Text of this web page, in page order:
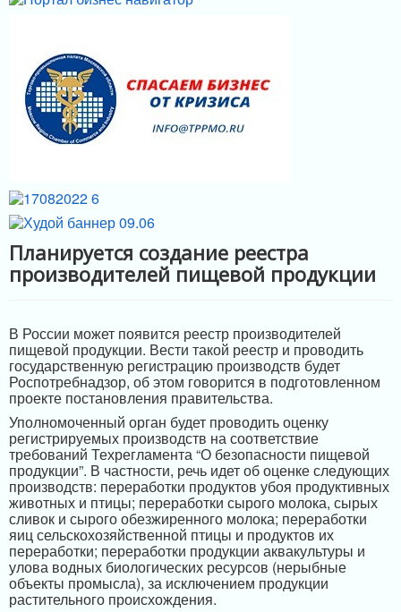
ПОДДЕРЖКА БИЗНЕСА
МЕРЫ ПОДДЕРЖКИ
ИНФРАСТРУКТУРА ПОДДЕРЖКИ
Планируется создание реестра
производителей пищевой продукции
В России может появится реестр производителей
пищевой продукции. Вести такой реестр и проводить
государственную регистрацию производств будет
Роспотребнадзор, об этом говорится в подготовленном
проекте постановления правительства.
Уполномоченный орган будет проводить оценку
регистрируемых производств на соответствие
требований Техрегламента “О безопасности пищевой
продукции”. В частности, речь идет об оценке следующих
производств: переработки продуктов убоя продуктивных
животных и птицы; переработки сырого молока, сырых
сливок и сырого обезжиренного молока; переработки
яиц сельскохозяйственной птицы и продуктов их
переработки; переработки продукции аквакультуры и
улова водных биологических ресурсов (нерыбные
объекты промысла), за исключением продукции
растительного происхождения.